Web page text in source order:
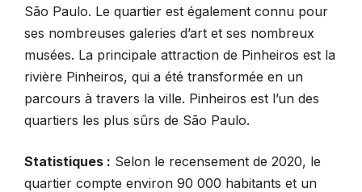
São Paulo. Le quartier est également connu pour
ses nombreuses galeries d’art et ses nombreux
musées. La principale attraction de Pinheiros est la
rivière Pinheiros, qui a été transformée en un
parcours à travers la ville. Pinheiros est l’un des
quartiers les plus sûrs de São Paulo.
Statistiques : Selon le recensement de 2020, le
quartier compte environ 90 000 habitants et un